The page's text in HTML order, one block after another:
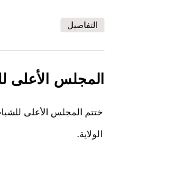
التفاصيل
المجلس الأعلى
ختتم المجلس الأعلى
الولاية.